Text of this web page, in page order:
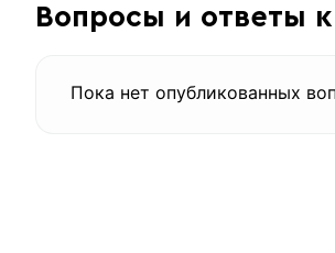
Вопросы и ответы
Пока нет опубликованных